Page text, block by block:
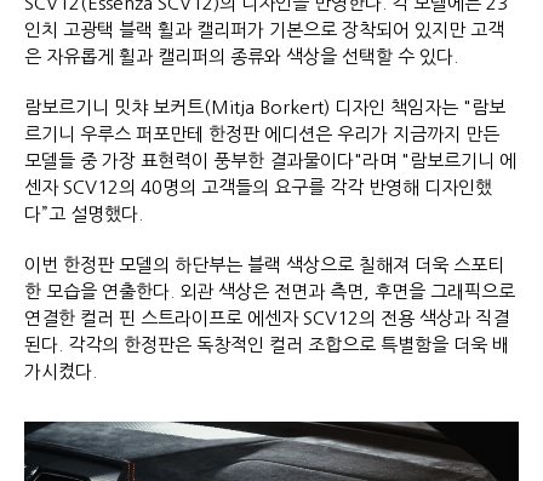
인치 고광택 블랙 휠과 캘리퍼가 기본으로 장착되어 있지만 고객
은 자유롭게 휠과 캘리퍼의 종류와 색상을 선택할 수 있다.
람보르기니 밋챠 보커트(Mitja Borkert) 디자인 책임자는 "람보
르기니 우루스 퍼포만테 한정판 에디션은 우리가 지금까지 만든
모델들 중 가장 표현력이 풍부한 결과물이다"라며 "람보르기니 에
센자 SCV12의 40명의 고객들의 요구를 각각 반영해 디자인했
다”고 설명했다.
이번 한정판 모델의 하단부는 블랙 색상으로 칠해져 더욱 스포티
한 모습을 연출한다. 외관 색상은 전면과 측면, 후면을 그래픽으로
연결한 컬러 핀 스트라이프로 에센자 SCV12의 전용 색상과 직결
된다. 각각의 한정판은 독창적인 컬러 조합으로 특별함을 더욱 배
가시켰다.